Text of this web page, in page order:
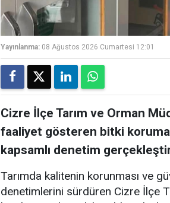
Yayınlanma: 08 Ağustos 2026 Cumartesi 12:01
Cizre İlçe Tarım ve Orman
faaliyet gösteren bitki
kapsamlı denetim
Tarımda kalitenin korunması ve
denetimlerini sürdüren Cizre İlçe